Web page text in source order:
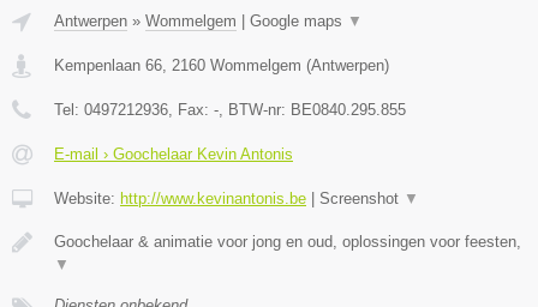
Antwerpen » Wommelgem Google maps ▼
Kempenlaan 66, 2160 Wommelgem (Antwerpen)
Tel: 0497212936, Fax: -, BTW-nr: BE0840.295.855
E-mail › Goochelaar Kevin Antonis
Website: http://www.kevinantonis.be Screenshot ▼
Goochelaar & animatie voor jong en oud, oplossingen voor feesten,
▼